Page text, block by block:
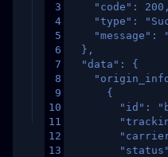
3
4
5
6
7
8
9
10
11
12
13
    "code": 200,
"type":
"message":
  },
  "data": {
      {
"id":